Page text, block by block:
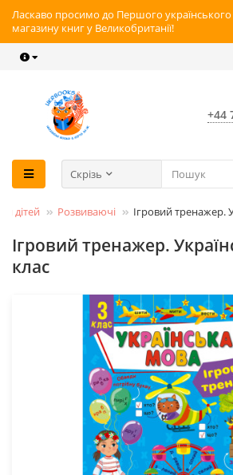
Ласкаво просимо до Першого українського
магазину книг у Великобританії!
+44
Скрізь
дітей Розвиваючі Ігровий тренажер.
Ігровий тренажер.
клас